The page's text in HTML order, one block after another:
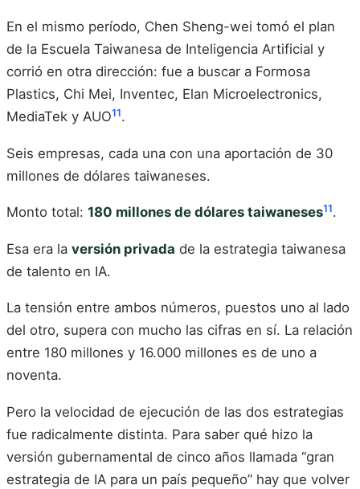
En el mismo período, Chen Sheng-wei tomó el plan
de la Escuela Taiwanesa de Inteligencia Artificial y
corrió en otra dirección: fue a buscar a Formosa
Plastics, Chi Mei, Inventec, Elan Microelectronics,
MediaTek y AUO11.
Seis empresas, cada una con una aportación de 30
millones de dólares taiwaneses.
Monto total: 180 millones de dólares taiwaneses11.
Esa era la versión privada de la estrategia taiwanesa
de talento en IA.
La tensión entre ambos números, puestos uno al lado
del otro, supera con mucho las cifras en sí. La relación
entre 180 millones y 16.000 millones es de uno a
noventa.
Pero la velocidad de ejecución de las dos estrategias
fue radicalmente distinta. Para saber qué hizo la
versión gubernamental de cinco años llamada “gran
estrategia de IA para un país pequeño” hay que volver